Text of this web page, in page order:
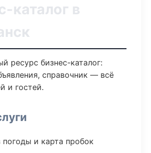
каталог в
ресурс бизнес-каталог:
справочник — всё
и гостей.
погоды и карта пробок